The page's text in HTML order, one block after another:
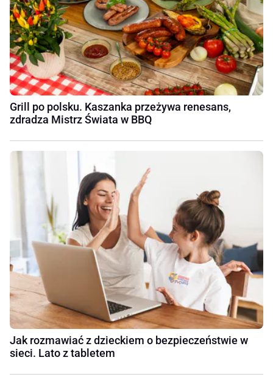
Grill po polsku. Kaszanka przeżywa renesans,
zdradza Mistrz Świata w BBQ
Jak rozmawiać z dzieckiem o bezpieczeństwie w
sieci. Lato z tabletem